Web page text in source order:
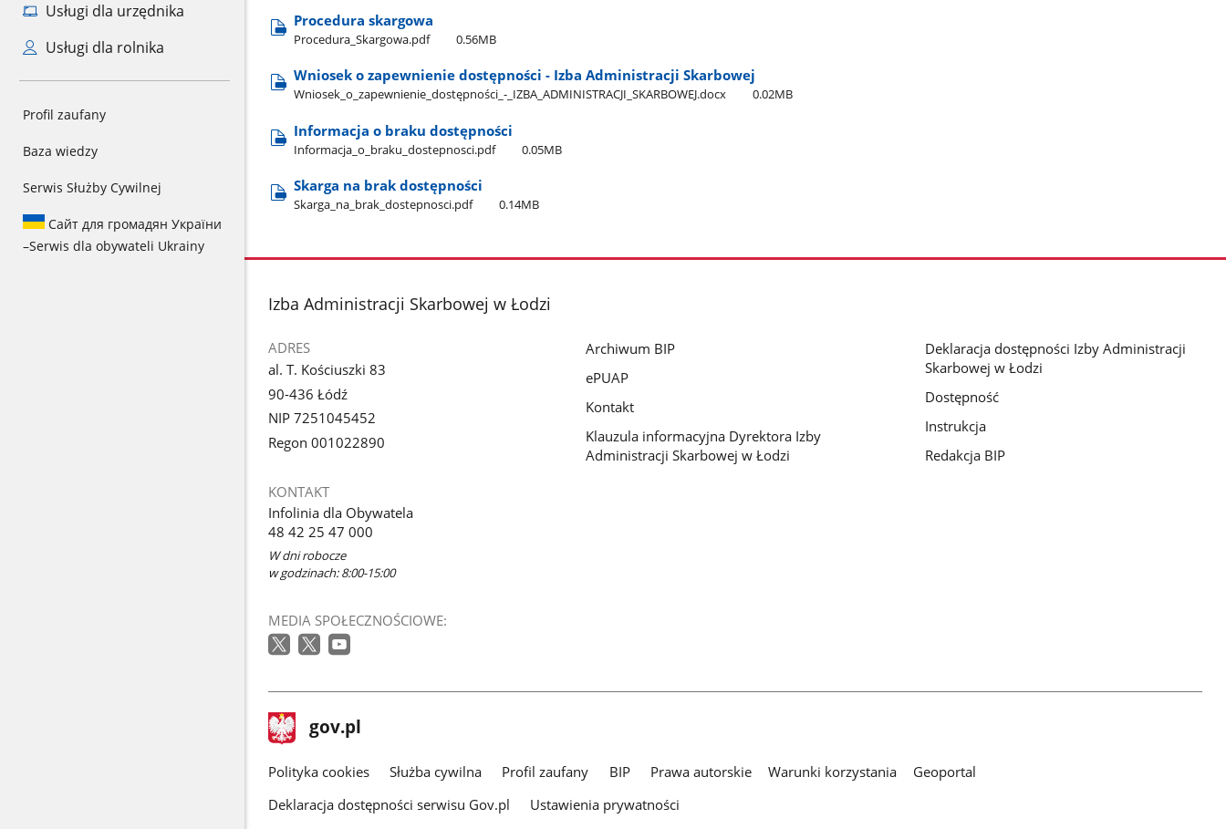
Usługi dla urzędnika
Usługi dla rolnika
Profil zaufany
Baza wiedzy
Serwis Służby Cywilnej
Сайт для громадян України
–Serwis dla obywateli Ukrainy
Procedura skargowa
Procedura​_Skargowa.pdf 0.56MB
Wniosek o zapewnienie dostępności - Izba Administracji Skarbowej
Wniosek​_o​_zapewnienie​_dostępności​_-​_IZBA​_ADMINISTRACJI​_SKARBOWEJ.docx 0.02MB
Informacja o braku dostępności
Informacja​_o​_braku​_dostepnosci.pdf 0.05MB
Skarga na brak dostępności
Skarga​_na​_brak​_dostepnosci.pdf 0.14MB
stopka
Izba Administracji Skarbowej w Łodzi
ADRES
al. T. Kościuszki 83
90-436 Łódź
NIP 7251045452
Regon 001022890
KONTAKT
Infolinia dla Obywatela
48 42 25 47 000
W dni robocze
w godzinach: 8:00-15:00
MEDIA SPOŁECZNOŚCIOWE:
Archiwum BIP
ePUAP
Kontakt
Klauzula informacyjna Dyrektora Izby
Administracji Skarbowej w Łodzi
Deklaracja dostępności Izby Administracji
Skarbowej w Łodzi
Dostępność
Instrukcja
Redakcja BIP
stopka
gov.pl Strona
gov.pl
gov.pl
Polityka cookies Służba cywilna Profil zaufany BIP Prawa autorskie Warunki korzystania
Geoportal
Deklaracja dostępności serwisu Gov.pl
Ustawienia prywatności